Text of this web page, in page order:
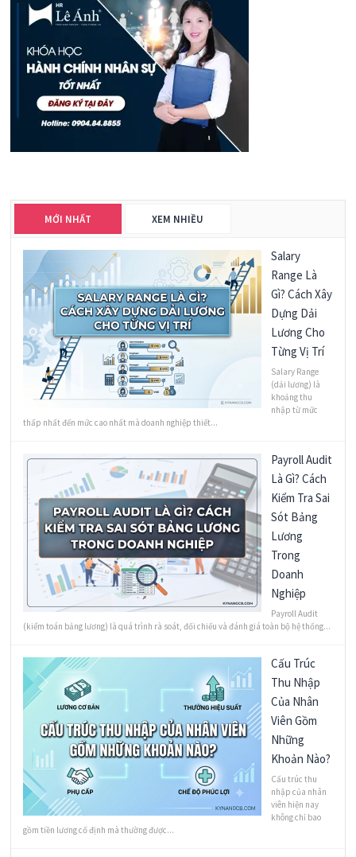
MỚI NHẤT XEM NHIỀU
Salary
Range Là
Gì? Cách Xây
Dựng Dải
Lương Cho
Từng Vị Trí
Salary Range
(dải lương) là
khoảng thu
nhập từ mức
thấp nhất đến mức cao nhất mà doanh nghiệp thiết...
Payroll Audit
Là Gì? Cách
Kiểm Tra Sai
Sót Bảng
Lương
Trong
Doanh
Nghiệp
Payroll Audit
(kiểm toán bảng lương) là quá trình rà soát, đối chiếu và đánh giá toàn bộ hệ thống...
Cấu Trúc
Thu Nhập
Của Nhân
Viên Gồm
Những
Khoản Nào?
Cấu trúc thu
nhập của nhân
viên hiện nay
không chỉ bao
gồm tiền lương cố định mà thường được...